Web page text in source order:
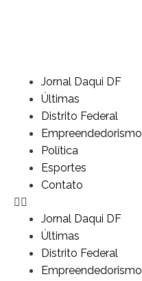
Jornal Daqui DF
Últimas
Distrito Federal
Empreendedorismo
Política
Esportes
Contato
Jornal Daqui DF
Últimas
Distrito Federal
Empreendedorismo